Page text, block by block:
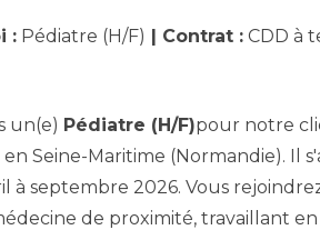
: Pédiatre (H/F) | Contrat : CDD à
un(e) Pédiatre (H/F)pour notre
en Seine-Maritime (Normandie). Il
à septembre 2026. Vous
de proximité, travaillant